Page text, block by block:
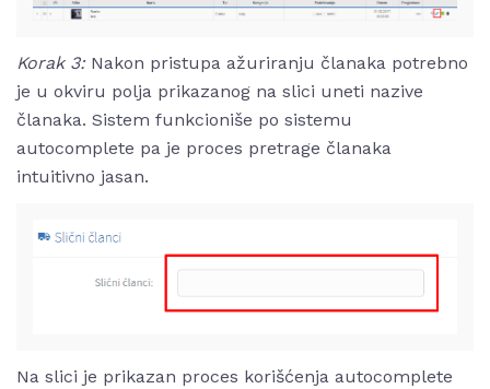
Korak 3: Nakon pristupa ažuriranju članaka potrebno
je u okviru polja prikazanog na slici uneti nazive
članaka. Sistem funkcioniše po sistemu
autocomplete pa je proces pretrage članaka
intuitivno jasan.
Na slici je prikazan proces korišćenja autocomplete